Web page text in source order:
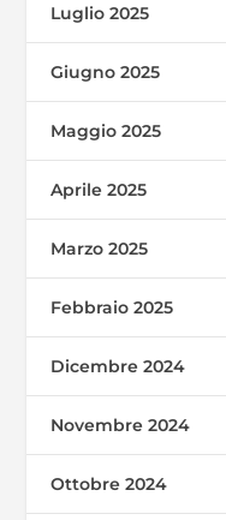
Luglio 2025
Giugno 2025
Maggio 2025
Aprile 2025
Marzo 2025
Febbraio 2025
Dicembre 2024
Novembre 2024
Ottobre 2024